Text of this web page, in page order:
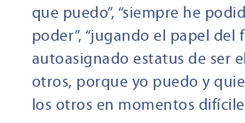
que puedo”, “siempre he
poder”, “jugando el papel del
autoasignado estatus de ser
otros, porque yo puedo y
los otros en momentos